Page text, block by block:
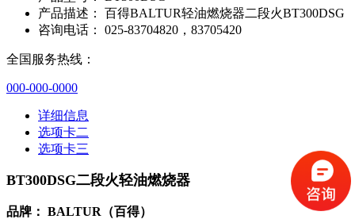
产品描述：
百得BALTUR轻油燃烧器二段火BT300DSG
咨询电话：
025-83704820，83705420
全国服务热线：
000-000-0000
详细信息
选项卡二
选项卡三
BT300DSG二段火轻油燃烧器
品牌： BALTUR（百得）